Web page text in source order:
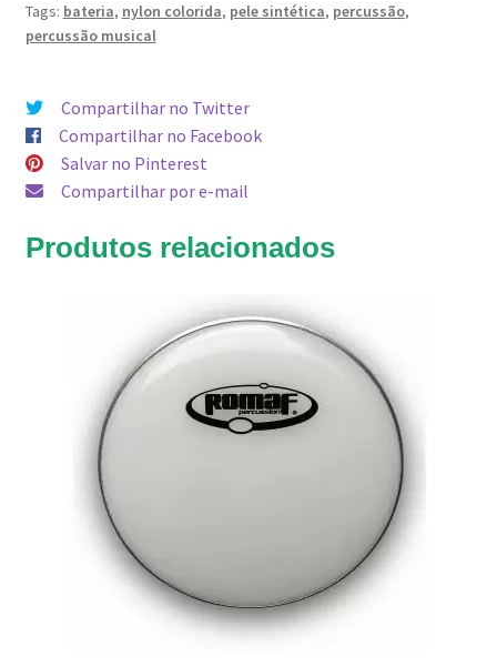
Tags: bateria, nylon colorida, pele sintética, percussão,
percussão musical
Compartilhar no Twitter
Compartilhar no Facebook
Salvar no Pinterest
Compartilhar por e-mail
Produtos relacionados